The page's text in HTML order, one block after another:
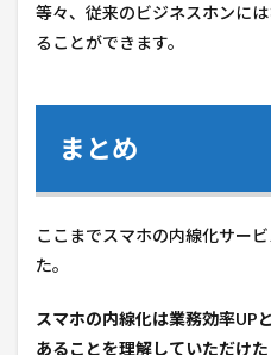
等々、従来のビジネスホンに
ることができます。
まとめ
ここまでスマホの内線化サー
た。
スマホの内線化は業務効率UP
あることを理解していただけた